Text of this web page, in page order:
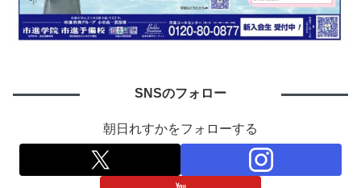
SNSのフォロー
朝日れすかをフォローする